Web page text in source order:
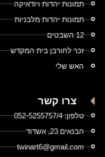
תמונות יהדות ויודאיקה
תמונות יהדות מלבניות
12 השבטים
זכר לחורבן בית המקדש
האש שלי
צרו קשר
טלפון: 052-5255757/4
הבנאים 23, אשדוד
twinart6@gmail.com